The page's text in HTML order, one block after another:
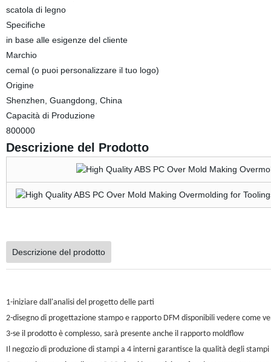
scatola di legno
Specifiche
in base alle esigenze del cliente
Marchio
cemal (o puoi personalizzare il tuo logo)
Origine
Shenzhen, Guangdong, China
Capacità di Produzione
800000
Descrizione del Prodotto
Descrizione del prodotto
1-iniziare dall'analisi del progetto delle parti
2-disegno di progettazione stampo e rapporto DFM disponibili vedere come
3-se il prodotto è complesso, sarà presente anche il rapporto moldflow
Il negozio di produzione di stampi a 4 interni garantisce la qualità degli